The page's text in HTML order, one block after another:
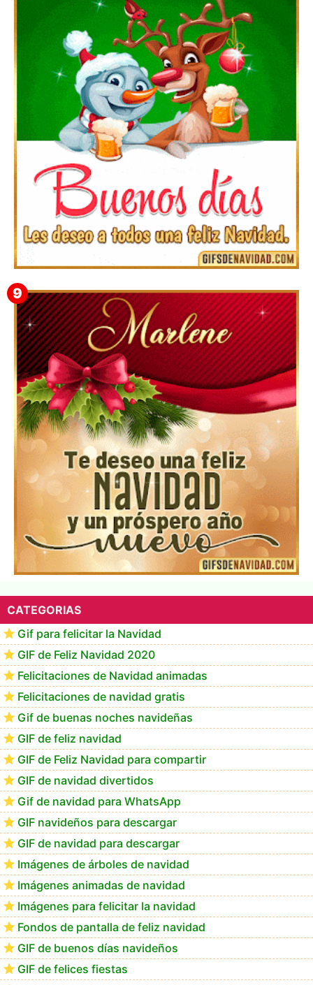
Te deseo una Feliz Navidad Bartolomea
Los mejores GIF de buenos días navideños
Te deseo una Feliz Navidad Marlene
CATEGORIAS
Gif para felicitar la Navidad
GIF de Feliz Navidad 2020
Felicitaciones de Navidad animadas
Felicitaciones de navidad gratis
Gif de buenas noches navideñas
GIF de feliz navidad
GIF de Feliz Navidad para compartir
GIF de navidad divertidos
Gif de navidad para WhatsApp
GIF navideños para descargar
GIF de navidad para descargar
Imágenes de árboles de navidad
Imágenes animadas de navidad
Imágenes para felicitar la navidad
Fondos de pantalla de feliz navidad
GIF de buenos días navideños
GIF de felices fiestas